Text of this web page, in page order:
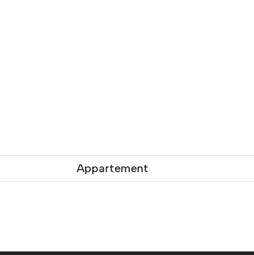
Appartement